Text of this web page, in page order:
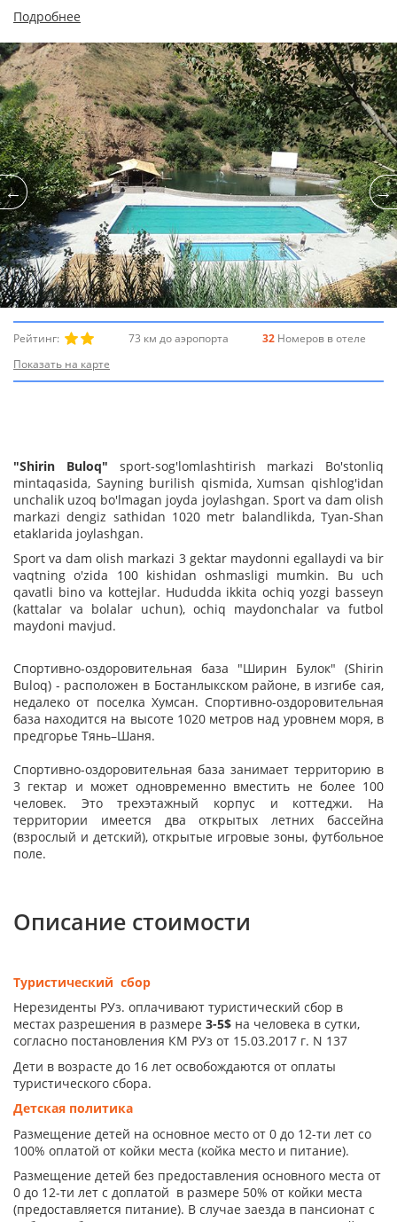
Подробнее
Рейтинг: 73 км до аэропорта 32 Номеров в отеле
Показать на карте
"Shirin Buloq" sport-sog'lomlashtirish markazi Bo'stonliq
mintaqasida, Sayning burilish qismida, Xumsan qishlog'idan
unchalik uzoq bo'lmagan joyda joylashgan. Sport va dam olish
markazi dengiz sathidan 1020 metr balandlikda, Tyan-Shan
etaklarida joylashgan.
Sport va dam olish markazi 3 gektar maydonni egallaydi va bir
vaqtning o'zida 100 kishidan oshmasligi mumkin. Bu uch
qavatli bino va kottejlar. Hududda ikkita ochiq yozgi basseyn
(kattalar va bolalar uchun), ochiq maydonchalar va futbol
maydoni mavjud.
Спортивно-оздоровительная база "Ширин Булок" (Shirin
Buloq) - расположен в Бостанлыкском районе, в изгибе сая,
недалеко от поселка Хумсан. Спортивно-оздоровительная
база находится на высоте 1020 метров над уровнем моря, в
предгорье Тянь–Шаня.
Спортивно-оздоровительная база занимает территорию в
3 гектар и может одновременно вместить не более 100
человек. Это трехэтажный корпус и коттеджи. На
территории имеется два открытых летних бассейна
(взрослый и детский), открытые игровые зоны, футбольное
поле.
Описание стоимости
Туристический сбор
Нерезиденты РУз. оплачивают туристический сбор в
местах разрешения в размере 3-5$ на человека в сутки,
согласно постановления КМ РУз от 15.03.2017 г. N 137
Дети в возрасте до 16 лет освобождаются от оплаты
туристического сбора.
Детская политика
Размещение детей на основное место от 0 до 12-ти лет со
100% оплатой от койки места (койка место и питание).
Размещение детей без предоставления основного места от
0 до 12-ти лет с доплатой в размере 50% от койки места
(предоставляется питание). В случае заезда в пансионат с